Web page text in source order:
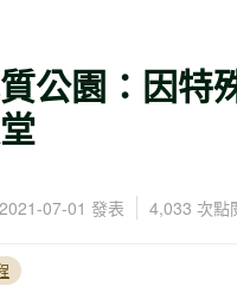
公園：因特
2021-07-01 發表 4,033 次點